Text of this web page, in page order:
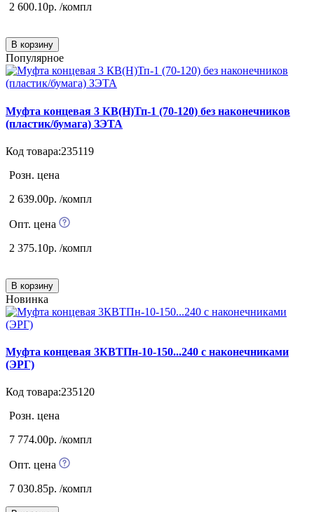
2 600.10р. /компл
В корзину
Популярное
Муфта концевая 3 КВ(Н)Тп-1 (70-120) без наконечников
(пластик/бумага) ЗЭТА
Код товара:235119
Розн. цена
2 639.00р. /компл
Опт. цена
2 375.10р. /компл
В корзину
Новинка
Муфта концевая 3КВТПн-10-150...240 с наконечниками
(ЭРГ)
Код товара:235120
Розн. цена
7 774.00р. /компл
Опт. цена
7 030.85р. /компл